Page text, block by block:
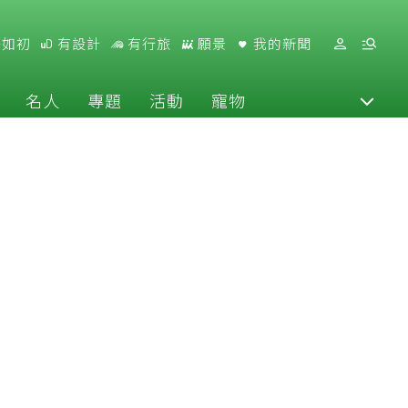
初 有設計 有行旅 願景 我的新聞
名人 專題 活動 寵物